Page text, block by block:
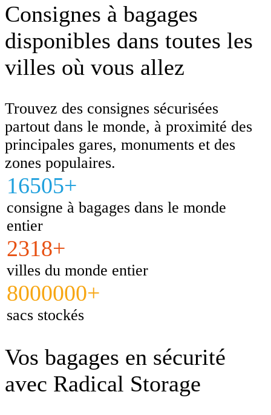
Consignes à bagages
disponibles dans toutes les
villes où vous allez
Trouvez des consignes sécurisées
partout dans le monde, à proximité des
principales gares, monuments et des
zones populaires.
16505+
consigne à bagages dans le monde
entier
2318+
villes du monde entier
8000000+
sacs stockés
Vos bagages en sécurité
avec Radical Storage